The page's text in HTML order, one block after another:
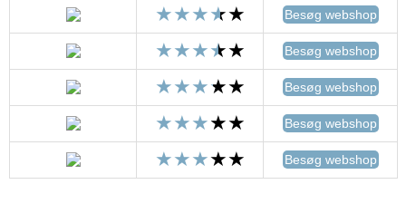
Besøg webshop
Besøg webshop
Besøg webshop
Besøg webshop
Besøg webshop